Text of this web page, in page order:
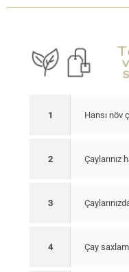
1 Hansı növ
2 Çaylarınız
3
4 Çay